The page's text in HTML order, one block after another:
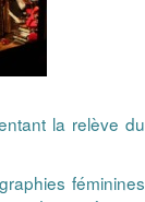
la relève du
féminines